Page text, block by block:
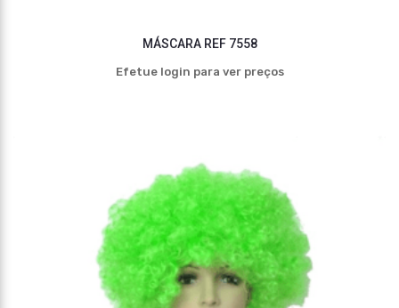
MÁSCARA REF 7558
Efetue login para ver preços